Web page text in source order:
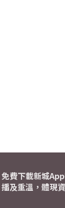
免費下載新城
播及重溫，體現